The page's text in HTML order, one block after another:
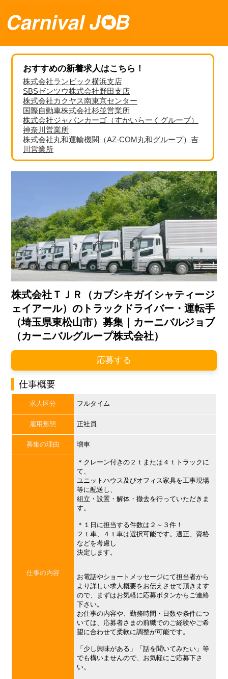
おすすめの新着求人はこちら！
株式会社ランビック横浜支店
SBSゼンツウ株式会社野田支店
株式会社カクヤス南東京センター
国際自動車株式会社杉並営業所
株式会社ジャパンカーゴ（すかいらーくグループ）
神奈川営業所
株式会社丸和運輸機関（AZ-COM丸和グループ）吉
川営業所
株式会社ＴＪＲ（カブシキガイシャティージ
ェイアール）のトラックドライバー・運転手
（埼玉県東松山市）募集｜カーニバルジョブ
（カーニバルグループ株式会社）
応募する
仕事概要
求人区分 フルタイム
雇用形態 正社員
募集の理由 増車
仕事の内容
＊クレーン付きの２ｔまたは４ｔトラックに
て、
ユニットハウス及びオフィス家具を工事現場
等に配送し、
組立・設置・解体・撤去を行っていただきま
す。
＊１日に担当する件数は２～３件！
２ｔ車、４ｔ車は選択可能です。適正、資格
などを考慮し
決定します。
お電話やショートメッセージにて担当者から
より詳しい求人概要をお伝えさせて頂きます
ので、まずはお気軽に応募ボタンからご連絡
下さい。
お仕事の内容や、勤務時間・日数や条件につ
いては、応募者さまの前職でのご経験やご希
望に合わせて柔軟に調整が可能です。
「少し興味がある」「話を聞いてみたい」等
でも構いませんので、お気軽にご応募下さ
い。